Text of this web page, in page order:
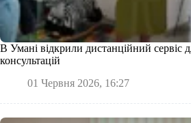
В Умані відкрили дистанційний сервіс
консультацій
01 Червня 2026, 16:27